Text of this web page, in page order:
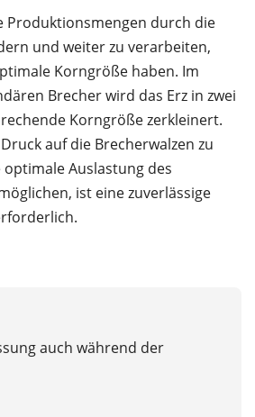
Produktionsmengen durch die
und weiter zu verarbeiten,
Korngröße haben. Im
Brecher wird das Erz in zwei
Korngröße zerkleinert.
auf die Brecherwalzen zu
Auslastung des
ist eine zuverlässige
auch während der